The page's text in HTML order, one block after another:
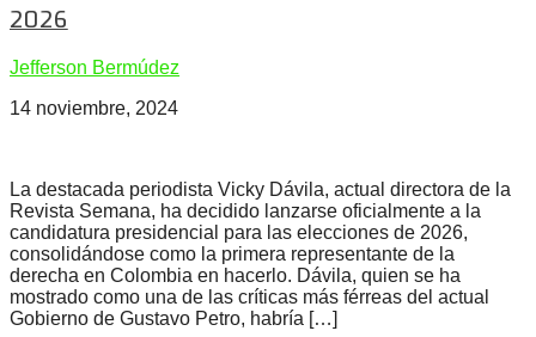
2026
Jefferson Bermúdez
14 noviembre, 2024
La destacada periodista Vicky Dávila, actual directora de la
Revista Semana, ha decidido lanzarse oficialmente a la
candidatura presidencial para las elecciones de 2026,
consolidándose como la primera representante de la
derecha en Colombia en hacerlo. Dávila, quien se ha
mostrado como una de las críticas más férreas del actual
Gobierno de Gustavo Petro, habría […]